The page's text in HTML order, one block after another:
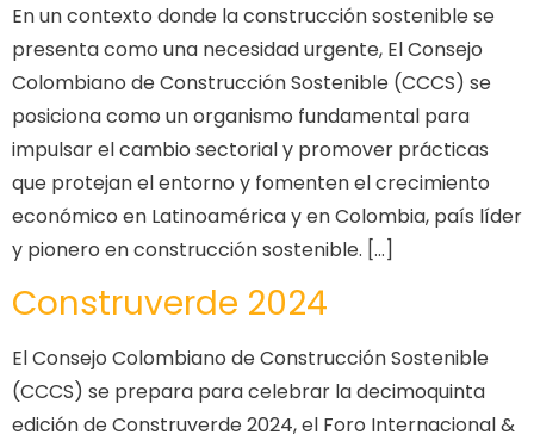
En un contexto donde la construcción sostenible se
presenta como una necesidad urgente, El Consejo
Colombiano de Construcción Sostenible (CCCS) se
posiciona como un organismo fundamental para
impulsar el cambio sectorial y promover prácticas
que protejan el entorno y fomenten el crecimiento
económico en Latinoamérica y en Colombia, país líder
y pionero en construcción sostenible. […]
Construverde 2024
El Consejo Colombiano de Construcción Sostenible
(CCCS) se prepara para celebrar la decimoquinta
edición de Construverde 2024, el Foro Internacional &